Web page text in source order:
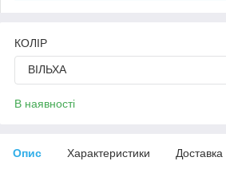
КОЛІР
ВІЛЬХА
В наявності
Опис Характеристики Доставка